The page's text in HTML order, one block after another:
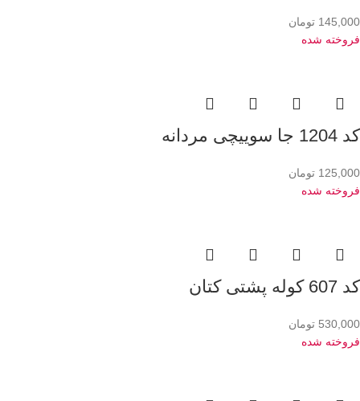
145,000 تومان
فروخته شده
کد 1204 جا سوییچی مردانه
125,000 تومان
فروخته شده
کد 607 کوله پشتی کتان
530,000 تومان
فروخته شده